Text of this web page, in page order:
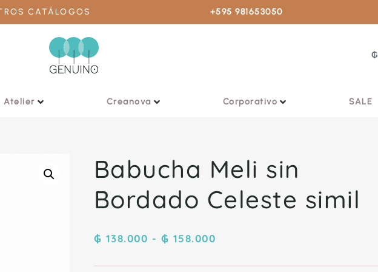
CATÁLOGOS +595 981653050
₲
Atelier Creanova Corporativo SALE
Babucha Meli sin
Bordado Celeste simil
₲ 138.000 - ₲ 158.000